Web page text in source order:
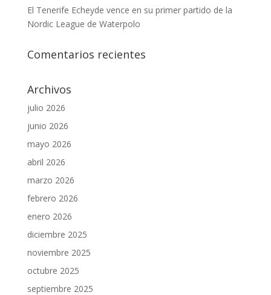
El Tenerife Echeyde vence en su primer partido de la
Nordic League de Waterpolo
Comentarios recientes
Archivos
julio 2026
junio 2026
mayo 2026
abril 2026
marzo 2026
febrero 2026
enero 2026
diciembre 2025
noviembre 2025
octubre 2025
septiembre 2025